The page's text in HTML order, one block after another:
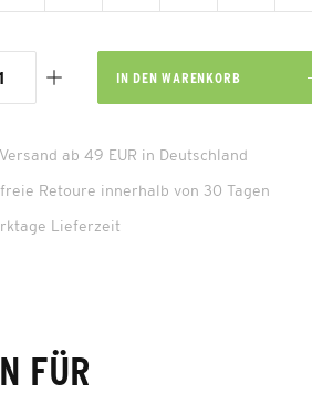
IN DEN WARENKORB
ab 49 EUR in Deutschland
Retoure innerhalb von 30 Tagen
Lieferzeit
FÜR